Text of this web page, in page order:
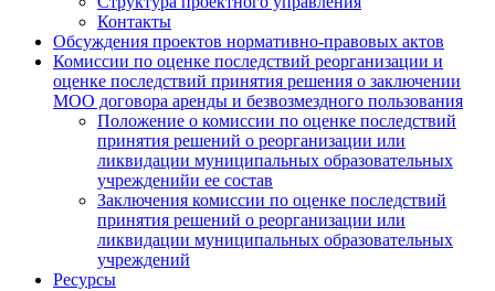
Контакты
Обсуждения проектов нормативно-правовых актов
Комиссии по оценке последствий реорганизации и
оценке последствий принятия решения о заключении
МОО договора аренды и безвозмездного пользования
Положение о комиссии по оценке последствий
принятия решений о реорганизации или
ликвидации муниципальных образовательных
учрежденийи ее состав
Заключения комиссии по оценке последствий
принятия решений о реорганизации или
ликвидации муниципальных образовательных
учреждений
Ресурсы